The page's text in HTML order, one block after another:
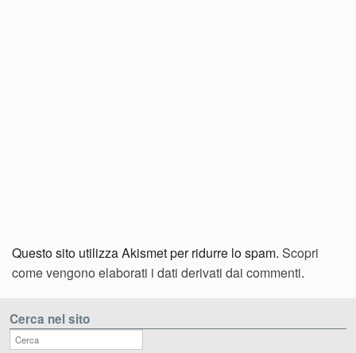
Questo sito utilizza Akismet per ridurre lo spam. Scopri
come vengono elaborati i dati derivati dai commenti.
Cerca nel sito